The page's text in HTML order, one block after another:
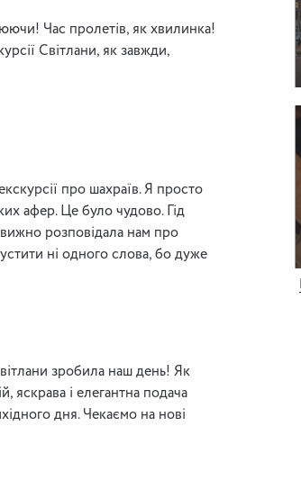
Час пролетів, як хвилинка!
Світлани, як завжди,
про шахраїв. Я просто
афер. Це було чудово. Гід
розповідала нам про
ні одного слова, бо дуже
зробила наш день! Як
яскрава і елегантна подача
дня. Чекаємо на нові